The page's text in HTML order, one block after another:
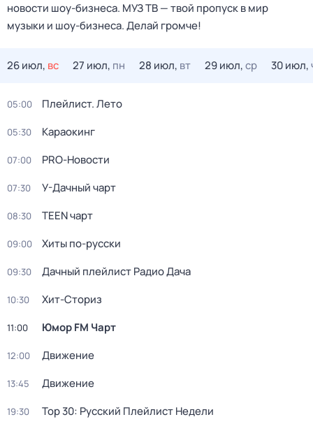
новости шоу-бизнеса. МУЗ ТВ — твой пропуск в мир
музыки и шоу-бизнеса. Делай громче!
26 июл, вс 27 июл, пн 28 июл, вт 29 июл,ср 30 июл,
05:00 Плейлист. Лето
05:30 Kаpаокинг
07:00 PRO-Новости
07:30 У-Дачный чарт
08:30 TEEN чарт
09:00 Хиты по-русски
09:30 Дачный плейлист Радио Дача
10:30 Хит-Сториз
11:00 Юмор FM Чарт
12:00 Движение
13:45 Движение
19:30 Top 30: Русский Плейлист Недели